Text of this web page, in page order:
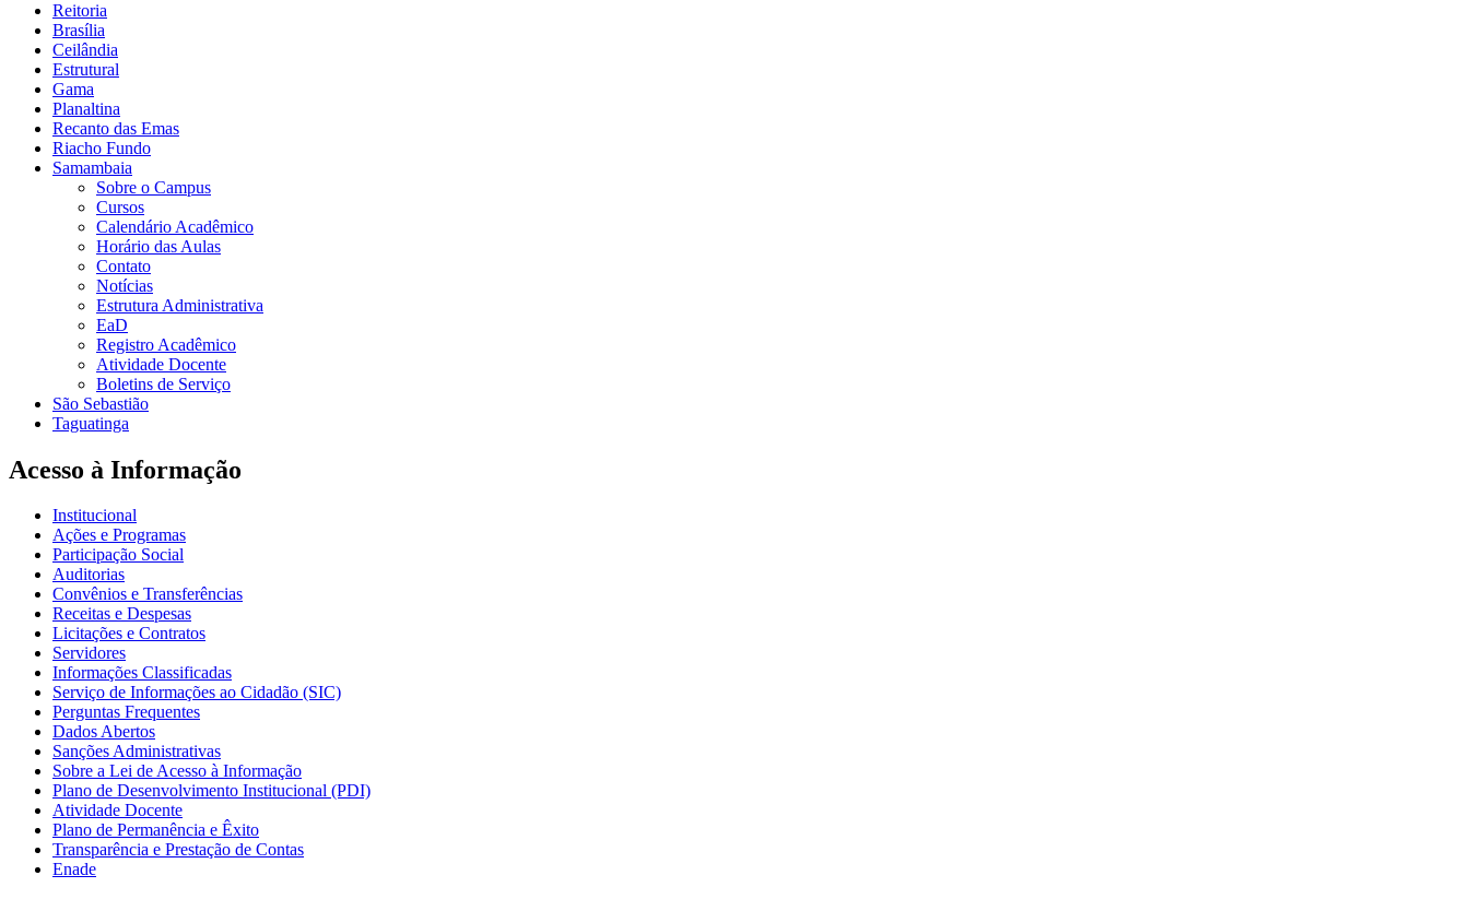
Reitoria
Brasília
Ceilândia
Estrutural
Gama
Planaltina
Recanto das Emas
Riacho Fundo
Samambaia
Sobre o Campus
Cursos
Calendário Acadêmico
Horário das Aulas
Contato
Notícias
Estrutura Administrativa
EaD
Registro Acadêmico
Atividade Docente
Boletins de Serviço
São Sebastião
Taguatinga
Acesso à Informação
Institucional
Ações e Programas
Participação Social
Auditorias
Convênios e Transferências
Receitas e Despesas
Licitações e Contratos
Servidores
Informações Classificadas
Serviço de Informações ao Cidadão (SIC)
Perguntas Frequentes
Dados Abertos
Sanções Administrativas
Sobre a Lei de Acesso à Informação
Plano de Desenvolvimento Institucional (PDI)
Atividade Docente
Plano de Permanência e Êxito
Transparência e Prestação de Contas
Enade